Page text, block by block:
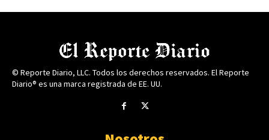
© Reporte Diario, LLC. Todos los derechos reservados. El Reporte
Diario® es una marca registrada de EE. UU.